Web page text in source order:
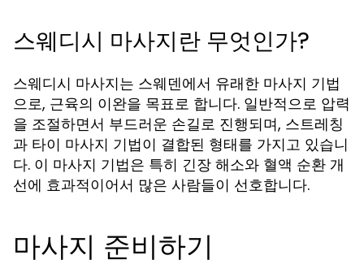
스웨디시 마사지란 무엇인가?
스웨디시 마사지는 스웨덴에서 유래한 마사지 기법
으로, 근육의 이완을 목표로 합니다. 일반적으로 압력
을 조절하면서 부드러운 손길로 진행되며, 스트레칭
과 타이 마사지 기법이 결합된 형태를 가지고 있습니
다. 이 마사지 기법은 특히 긴장 해소와 혈액 순환 개
선에 효과적이어서 많은 사람들이 선호합니다.
마사지 준비하기